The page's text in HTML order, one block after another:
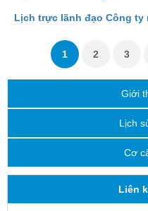
Lịch trực lãnh đạo Công ty
1 2 3
Giới
Lịch
Cơ
Liên